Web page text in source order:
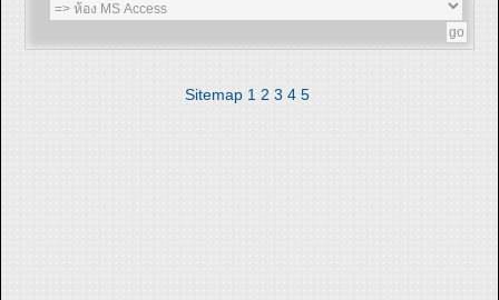
Sitemap 1 2 3 4 5